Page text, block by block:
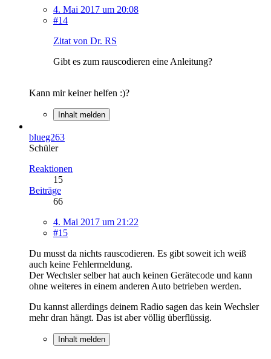
4. Mai 2017 um 20:08
#14
Zitat von Dr. RS
Gibt es zum rauscodieren eine Anleitung?
Kann mir keiner helfen :)?
Inhalt melden
blueg263
Schüler
Reaktionen
15
Beiträge
66
4. Mai 2017 um 21:22
#15
Du musst da nichts rauscodieren. Es gibt soweit ich weiß
auch keine Fehlermeldung.
Der Wechsler selber hat auch keinen Gerätecode und kann
ohne weiteres in einem anderen Auto betrieben werden.
Du kannst allerdings deinem Radio sagen das kein Wechsler
mehr dran hängt. Das ist aber völlig überflüssig.
Inhalt melden